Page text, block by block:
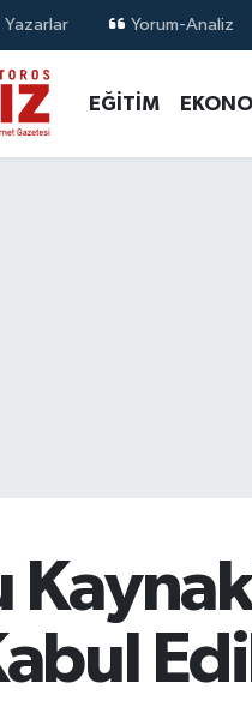
Yazarlar Yorum-Analiz
EĞİTİM